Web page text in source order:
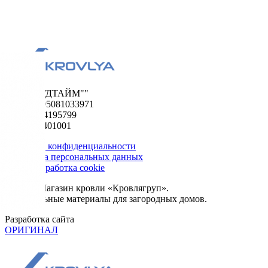
ООО "ФУДТАЙМ""
ОГРН 1195081033971
ИНН 5024195799
КПП 502401001
Политика конфиденциальности
Обработка персональных данных
Сбор и обработка cookie
© 2026. Магазин кровли «Кровлягруп».
Строительные материалы для загородных домов.
Разработка сайта
ОРИГИНАЛ